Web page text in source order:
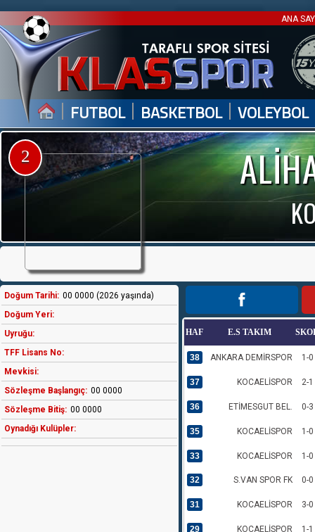
ANA
| FUTBOL | BASKETBOL | VOLEYBOL
2
Doğum Tarihi: 00 0000 (2026 yaşında)
Doğum Yeri:
Uyruğu:
TFF Lisans No:
Mevkisi:
Sözleşme Başlangıç: 00 0000
Sözleşme Bitiş: 00 0000
Oynadığı Kulüpler:
HAF E.S TAKIM
38 ANKARA DEMİRSPOR 1-0
37 KOCAELİSPOR 2-1
36 ETİMESGUT BEL. 0-3
35 KOCAELİSPOR 1-0
33 KOCAELİSPOR 1-0
32 S.VAN SPOR FK 0-0
31 KOCAELİSPOR 3-0
29 KOCAELİSPOR 1-1